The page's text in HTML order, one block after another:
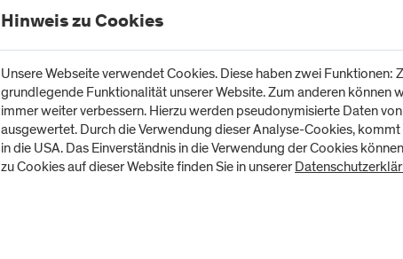
PTH-
PTH-
Zum vollständigen PURE-Profil
Hinweis zu Cookies
Unsere Webseite verwendet Cookies. Diese haben zwei Funktionen:
grundlegende Funktionalität unserer Website. Zum anderen können
immer weiter verbessern. Hierzu werden pseudonymisierte Daten
ausgewertet. Durch die Verwendung dieser Analyse-Cookies,
in die USA. Das Einverständnis in die Verwendung der Cookies
zu Cookies auf dieser Website finden Sie in unserer